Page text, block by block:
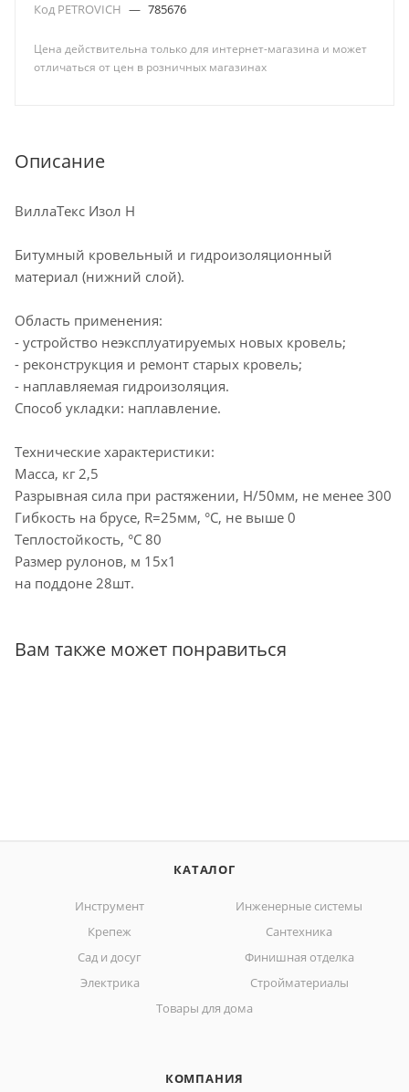
Код PETROVICH — 785676
Цена действительна только для интернет-магазина и может
отличаться от цен в розничных магазинах
Описание
ВиллаТекс Изол Н
Битумный кровельный и гидроизоляционный
материал (нижний слой).
Область применения:
- устройство неэксплуатируемых новых кровель;
- реконструкция и ремонт старых кровель;
- наплавляемая гидроизоляция.
Способ укладки: наплавление.
Технические характеристики:
Масса, кг 2,5
Разрывная сила при растяжении, Н/50мм, не менее 300
Гибкость на брусе, R=25мм, °С, не выше 0
Теплостойкость, °С 80
Размер рулонов, м 15х1
на поддоне 28шт.
Вам также может понравиться
КАТАЛОГ
Инструмент
Инженерные системы
Крепеж
Сантехника
Сад и досуг
Финишная отделка
Электрика
Стройматериалы
Товары для дома
КОМПАНИЯ